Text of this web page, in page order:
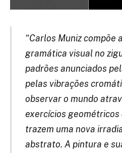
“Carlos Muniz compõe
gramática visual no
padrões anunciados
pelas vibrações
observar o mundo
exercícios geométricos
trazem uma nova
abstrato. A pintura e